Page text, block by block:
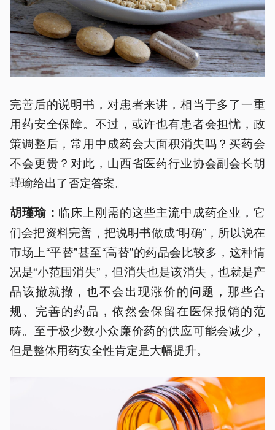
完善后的说明书，对患者来讲，相当于多了一重
用药安全保障。不过，或许也有患者会担忧，政
策调整后，常用中成药会大面积消失吗？买药会
不会更贵？对此，山西省医药行业协会副会长胡
瑾瑜给出了否定答案。
胡瑾瑜： 临床上刚需的这些主流中成药企业，它
们会把资料完善，把说明书做成“明确”，所以说在
市场上“平替”甚至“高替”的药品会比较多，这种情
况是“小范围消失”，但消失也是该消失，也就是产
品该撤就撤，也不会出现涨价的问题，那些合
规、完善的药品，依然会保留在医保报销的范
畴。至于极少数小众廉价药的供应可能会减少，
但是整体用药安全性肯定是大幅提升。